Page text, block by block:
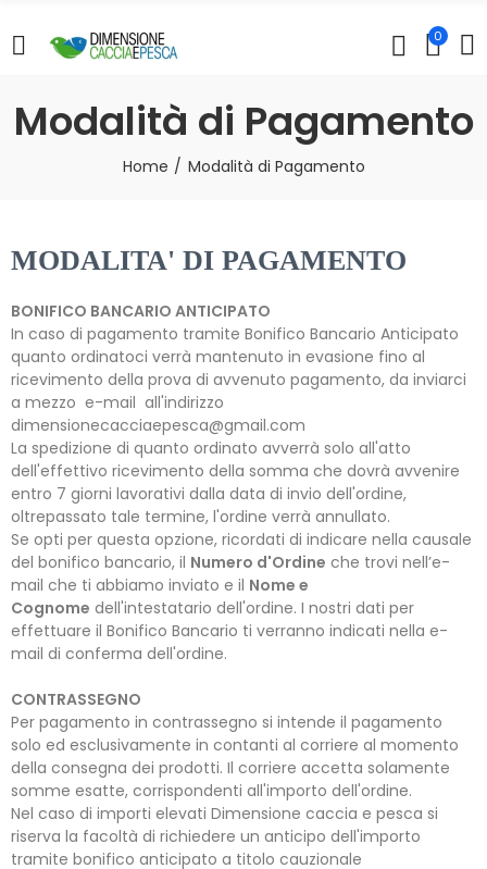
0
Modalità di Pagamento
Home Modalità di Pagamento
MODALITA' DI PAGAMENTO
BONIFICO BANCARIO ANTICIPATO
In caso di pagamento tramite Bonifico Bancario Anticipato
quanto ordinatoci verrà mantenuto in evasione fino al
ricevimento della prova di avvenuto pagamento, da inviarci
a mezzo e-mail all'indirizzo
dimensionecacciaepesca@gmail.com
La spedizione di quanto ordinato avverrà solo all'atto
dell'effettivo ricevimento della somma che dovrà avvenire
entro 7 giorni lavorativi dalla data di invio dell'ordine,
oltrepassato tale termine, l'ordine verrà annullato.
Se opti per questa opzione, ricordati di indicare nella causale
del bonifico bancario, il Numero d'Ordine che trovi nell’e-
mail che ti abbiamo inviato e il Nome e
Cognome dell'intestatario dell'ordine. I nostri dati per
effettuare il Bonifico Bancario ti verranno indicati nella e-
mail di conferma dell'ordine.
CONTRASSEGNO
Per pagamento in contrassegno si intende il pagamento
solo ed esclusivamente in contanti al corriere al momento
della consegna dei prodotti. Il corriere accetta solamente
somme esatte, corrispondenti all'importo dell'ordine.
Nel caso di importi elevati Dimensione caccia e pesca si
riserva la facoltà di richiedere un anticipo dell'importo
tramite bonifico anticipato a titolo cauzionale